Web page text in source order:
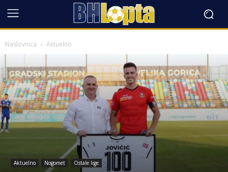
Naslovnica Aktuelno
Aktuelno Nogomet Ostale lige